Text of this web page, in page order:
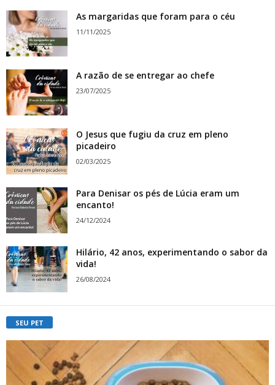
As margaridas que foram para o céu
11/11/2025
A razão de se entregar ao chefe
23/07/2025
O Jesus que fugiu da cruz em pleno
picadeiro
02/03/2025
Para Denisar os pés de Lúcia eram um
encanto!
24/12/2024
Hilário, 42 anos, experimentando o sabor da
vida!
26/08/2024
SEU PET